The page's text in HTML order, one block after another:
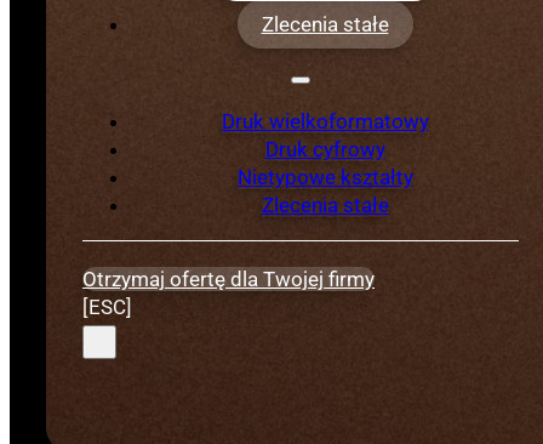
Zlecenia stałe
Druk wielkoformatowy
Druk cyfrowy
Nietypowe kształty
Zlecenia stałe
Otrzymaj ofertę dla Twojej firmy
[ESC]
Papiery, kartony
Naklejki
inne materiały sztywne i z roli
Wybrane case-